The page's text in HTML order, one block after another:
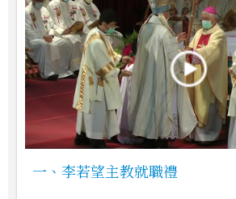
一、李若望主教就職禮